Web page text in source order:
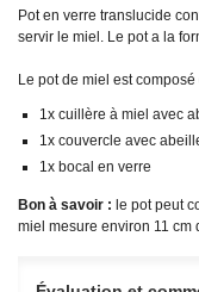
Pot en verre translucide
servir le miel. Le pot a la
Le pot de miel est composé
1x cuillère à miel avec
1x couvercle avec
1x bocal en verre
Bon à savoir : le pot peut
miel mesure environ 11 cm